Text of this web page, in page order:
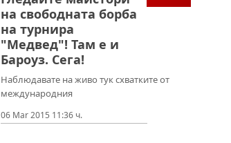
на свободната борба
на турнира
"Медвед"! Там е и
Бароуз. Сега!
Наблюдавате на живо тук схватките от
международния
06 Mar 2015 11:36 ч.